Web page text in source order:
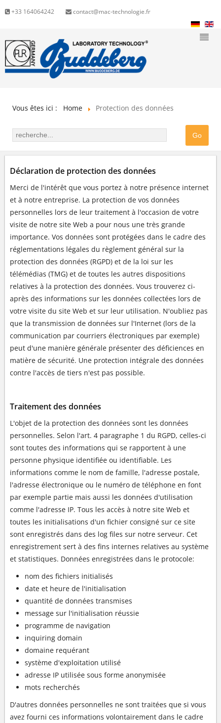
+33 164064242 contact@mac-technologie.fr
Vous êtes ici : Home Protection des données
Déclaration de protection des données
Merci de l'intérêt que vous portez à notre présence internet
et à notre entreprise. La protection de vos données
personnelles lors de leur traitement à l'occasion de votre
visite de notre site Web a pour nous une très grande
importance. Vos données sont protégées dans le cadre des
réglementations légales du règlement général sur la
protection des données (RGPD) et de la loi sur les
télémédias (TMG) et de toutes les autres dispositions
relatives à la protection des données. Vous trouverez ci-
après des informations sur les données collectées lors de
votre visite du site Web et sur leur utilisation. N'oubliez pas
que la transmission de données sur l'Internet (lors de la
communication par courriers électroniques par exemple)
peut d'une manière générale présenter des déficiences en
matière de sécurité. Une protection intégrale des données
contre l'accès de tiers n'est pas possible.
Traitement des données
L'objet de la protection des données sont les données
personnelles. Selon l'art. 4 paragraphe 1 du RGPD, celles-ci
sont toutes des informations qui se rapportent à une
personne physique identifiée ou identifiable. Les
informations comme le nom de famille, l'adresse postale,
l'adresse électronique ou le numéro de téléphone en font
par exemple partie mais aussi les données d'utilisation
comme l'adresse IP. Tous les accès à notre site Web et
toutes les initialisations d'un fichier consigné sur ce site
sont enregistrés dans des log files sur notre serveur. Cet
enregistrement sert à des fins internes relatives au système
et statistiques. Données enregistrées dans le protocole:
nom des fichiers initialisés
date et heure de l'initialisation
quantité de données transmises
message sur l'initialisation réussie
programme de navigation
inquiring domain
domaine requérant
système d'exploitation utilisé
adresse IP utilisée sous forme anonymisée
mots recherchés
D'autres données personnelles ne sont traitées que si vous
avez fourni ces informations volontairement dans le cadre